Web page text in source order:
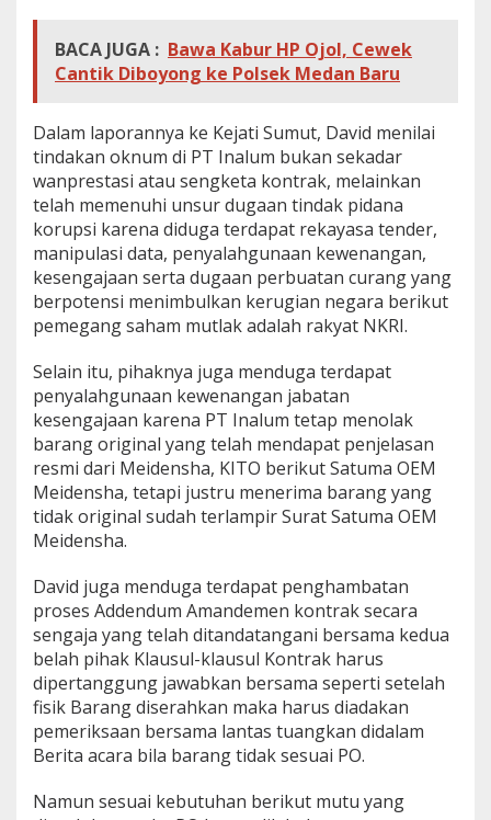
BACA JUGA : Bawa Kabur HP Ojol, Cewek
Cantik Diboyong ke Polsek Medan Baru
Dalam laporannya ke Kejati Sumut, David menilai
tindakan oknum di PT Inalum bukan sekadar
wanprestasi atau sengketa kontrak, melainkan
telah memenuhi unsur dugaan tindak pidana
korupsi karena diduga terdapat rekayasa tender,
manipulasi data, penyalahgunaan kewenangan,
kesengajaan serta dugaan perbuatan curang yang
berpotensi menimbulkan kerugian negara berikut
pemegang saham mutlak adalah rakyat NKRI.
Selain itu, pihaknya juga menduga terdapat
penyalahgunaan kewenangan jabatan
kesengajaan karena PT Inalum tetap menolak
barang original yang telah mendapat penjelasan
resmi dari Meidensha, KITO berikut Satuma OEM
Meidensha, tetapi justru menerima barang yang
tidak original sudah terlampir Surat Satuma OEM
Meidensha.
David juga menduga terdapat penghambatan
proses Addendum Amandemen kontrak secara
sengaja yang telah ditandatangani bersama kedua
belah pihak Klausul-klausul Kontrak harus
dipertanggung jawabkan bersama seperti setelah
fisik Barang diserahkan maka harus diadakan
pemeriksaan bersama lantas tuangkan didalam
Berita acara bila barang tidak sesuai PO.
Namun sesuai kebutuhan berikut mutu yang